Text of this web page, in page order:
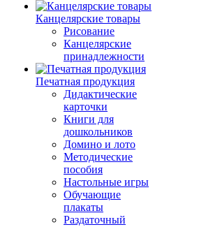
Канцелярские товары
Рисование
Канцелярские
принадлежности
Печатная продукция
Дидактические
карточки
Книги для
дошкольников
Домино и лото
Методические
пособия
Настольные игры
Обучающие
плакаты
Раздаточный